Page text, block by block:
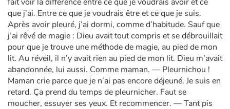
que j’ai. Entre ce que je voudrais être et ce que je suis.
Après avoir pleuré, j’ai dormi, comme d’habitude. Sauf que
j’ai rêvé de magie : Dieu avait tout compris et se débrouillait
pour que je trouve une méthode de magie, au pied de mon
lit. Au réveil, il n’y avait rien au pied de mon lit. Dieu m’avait
abandonnée, lui aussi. Comme maman. — Pleurnichou !
Maman crie parce que je n’ai pas encore déjeuné. Je suis en
retard. Ça prend du temps de pleurnicher. Faut se
moucher, essuyer ses yeux. Et recommencer. — Tant pis